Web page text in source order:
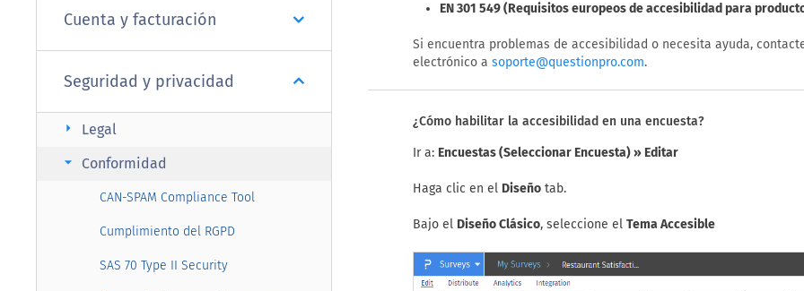
Cuenta y facturación
Seguridad y privacidad
Legal
arrow_right
Conformidad
arrow_right
CAN-SPAM Compliance Tool
Cumplimiento del RGPD
SAS 70 Type II Security
EN 301 549 (Requisitos europeos de accesibilidad para
Si encuentra problemas de accesibilidad o necesita ayuda,
electrónico a soporte@questionpro.com.
¿Cómo habilitar la accesibilidad en una encuesta?
Ir a: Encuestas (Seleccionar Encuesta) » Editar
Haga clic en el Diseño tab.
Bajo el Diseño Clásico, seleccione el Tema Accesible